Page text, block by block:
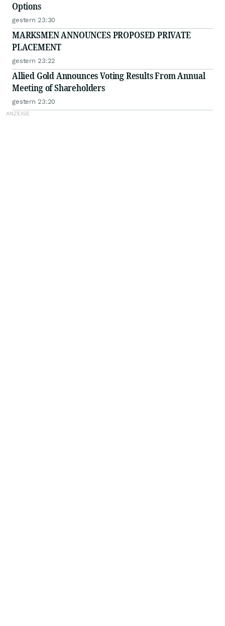
Options
gestern 23:30
MARKSMEN ANNOUNCES PROPOSED PRIVATE
PLACEMENT
gestern 23:22
Allied Gold Announces Voting Results From Annual
Meeting of Shareholders
gestern 23:20